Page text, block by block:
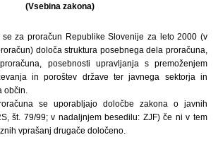
(Vsebina zakona)
za proračun Republike Slovenije za leto 2000 (v
določa struktura posebnega dela proračuna,
posebnosti upravljanja s premoženjem
in poroštev države ter javnega sektorja in
občin.
se uporabljajo določbe zakona o javnih
št. 79/99; v nadaljnjem besedilu: ZJF) če ni v tem
vprašanj drugače določeno.